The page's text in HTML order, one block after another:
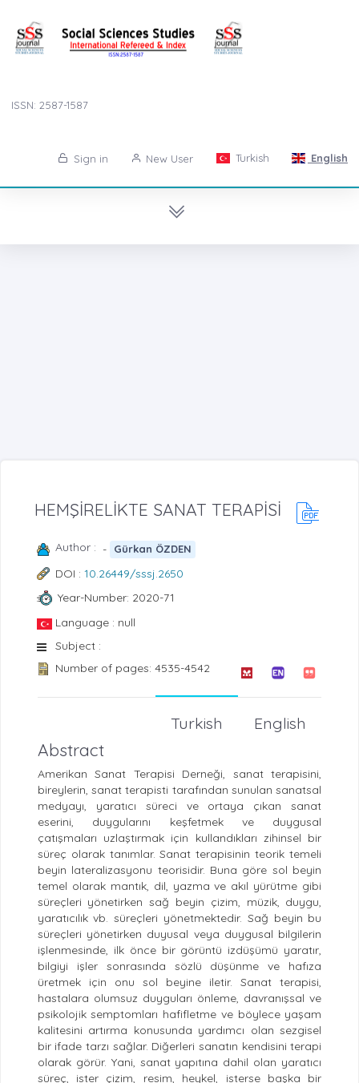
ISSN: 2587-1587
Sign in New User Turkish English
HEMŞİRELİKTE SANAT TERAPİSİ
Author : - Gürkan ÖZDEN
DOI : 10.26449/sssj.2650
Year-Number: 2020-71
Language : null
Subject :
Number of pages: 4535-4542
English
Turkish
Abstract
Amerikan Sanat Terapisi Derneği, sanat terapisini,
bireylerin, sanat terapisti tarafından sunulan sanatsal
medyayı, yaratıcı süreci ve ortaya çıkan sanat
eserini, duygularını keşfetmek ve duygusal
çatışmaları uzlaştırmak için kullandıkları zihinsel bir
süreç olarak tanımlar. Sanat terapisinin teorik temeli
beyin lateralizasyonu teorisidir. Buna göre sol beyin
temel olarak mantık, dil, yazma ve akıl yürütme gibi
süreçleri yönetirken sağ beyin çizim, müzik, duygu,
yaratıcılık vb. süreçleri yönetmektedir. Sağ beyin bu
süreçleri yönetirken duyusal veya duygusal bilgilerin
işlenmesinde, ilk önce bir görüntü izdüşümü yaratır,
bilgiyi işler sonrasında sözlü düşünme ve hafıza
üretmek için onu sol beyine iletir. Sanat terapisi,
hastalara olumsuz duyguları önleme, davranışsal ve
psikolojik semptomları hafifletme ve böylece yaşam
kalitesini artırma konusunda yardımcı olan sezgisel
bir ifade tarzı sağlar. Diğerleri sanatın kendisini terapi
olarak görür. Yani, sanat yapıtına dahil olan yaratıcı
süreç, ister çizim, resim, heykel, isterse başka bir